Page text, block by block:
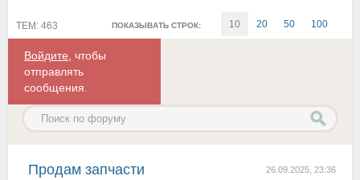
ПОКАЗЫВАТЬ СТРОК: 10 20 50 100
ТЕМ: 463
Войдите , чтобы
отправлять
сообщения.
26.09.2025, 23:36
Продам запчасти